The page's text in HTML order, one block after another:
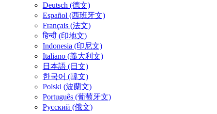
Deutsch (德文)
Español (西班牙文)
Français (法文)
हिन्दी (印地文)
Indonesia (印尼文)
Italiano (義大利文)
日本語 (日文)
한국어 (韓文)
Polski (波蘭文)
Português (葡萄牙文)
Русский (俄文)